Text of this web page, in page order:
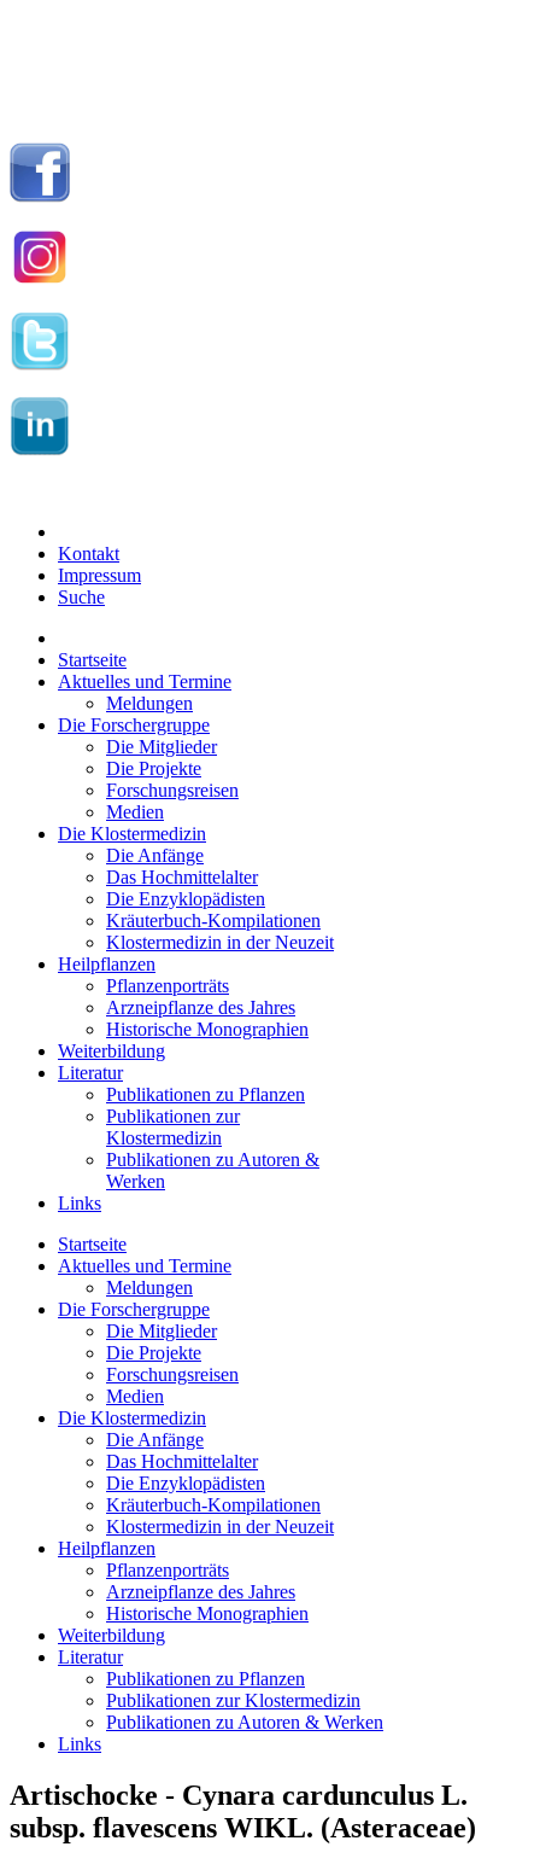
Kontakt
Impressum
Suche
Startseite
Aktuelles und Termine
Meldungen
Die Forschergruppe
Die Mitglieder
Die Projekte
Forschungsreisen
Medien
Die Klostermedizin
Die Anfänge
Das Hochmittelalter
Die Enzyklopädisten
Kräuterbuch-Kompilationen
Klostermedizin in der Neuzeit
Heilpflanzen
Pflanzenporträts
Arzneipflanze des Jahres
Historische Monographien
Weiterbildung
Literatur
Publikationen zu Pflanzen
Publikationen zur
Klostermedizin
Publikationen zu Autoren &
Werken
Links
Startseite
Aktuelles und Termine
Meldungen
Die Forschergruppe
Die Mitglieder
Die Projekte
Forschungsreisen
Medien
Die Klostermedizin
Die Anfänge
Das Hochmittelalter
Die Enzyklopädisten
Kräuterbuch-Kompilationen
Klostermedizin in der Neuzeit
Heilpflanzen
Pflanzenporträts
Arzneipflanze des Jahres
Historische Monographien
Weiterbildung
Literatur
Publikationen zu Pflanzen
Publikationen zur Klostermedizin
Publikationen zu Autoren & Werken
Links
Artischocke - Cynara cardunculus L.
subsp. flavescens WIKL. (Asteraceae)